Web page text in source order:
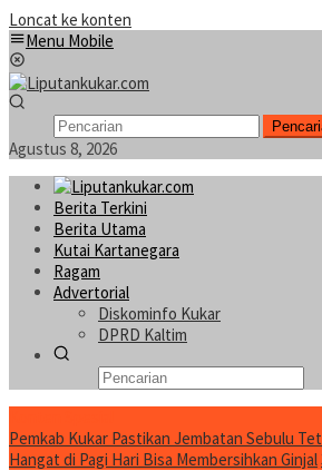
Loncat ke konten
Menu Mobile
Agustus 8, 2026
Berita Terkini
Berita Utama
Kutai Kartanegara
Ragam
Advertorial
Diskominfo Kukar
DPRD Kaltim
Pemkab Kukar Pastikan Jembatan Sebulu
Hangat di Pagi Hari Bisa Membersihkan Ginjal